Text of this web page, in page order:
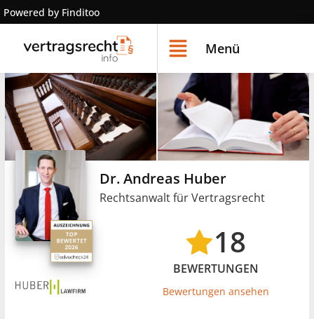
Powered by Finditoo
Menü
Dr. Andreas Huber
Rechtsanwalt für Vertragsrecht
18
BEWERTUNGEN
Bewertungen ansehen